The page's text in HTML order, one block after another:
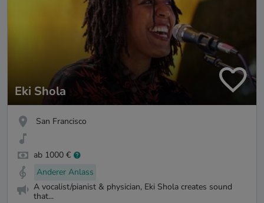
Eki Shola
San Francisco
ab 1000 €
Anderer Anlass
A vocalist/pianist & physician, Eki Shola creates sound
that...